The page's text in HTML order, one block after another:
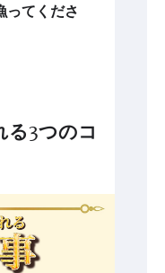
ってくださ
3つのコ